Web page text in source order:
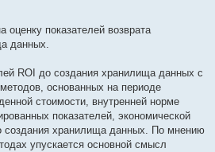
оценку показателей возврата
данных.
ROI до создания хранилища данных с
основанных на периоде
стоимости, внутренней норме
показателей, экономической
создания хранилища данных. По мнению
упускается основной смысл